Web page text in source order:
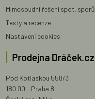
Mimosoudní řešení spot. sporů
Testy a recenze
Nastavení cookies
Prodejna Dráček.cz
Pod Kotlaskou 558/3
180 00 - Praha 8